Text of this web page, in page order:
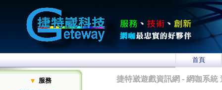
首頁
服務
捷特崴遊戲資訊網 - 網咖系統